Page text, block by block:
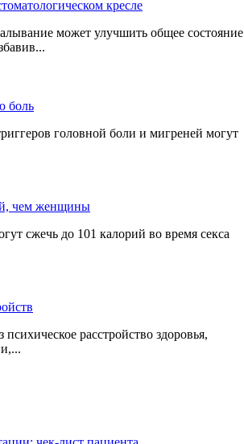
может улучшить общее состояние
головной боли и мигреней могут
сжечь до 101 калорий во время секса
расстройство здоровья,